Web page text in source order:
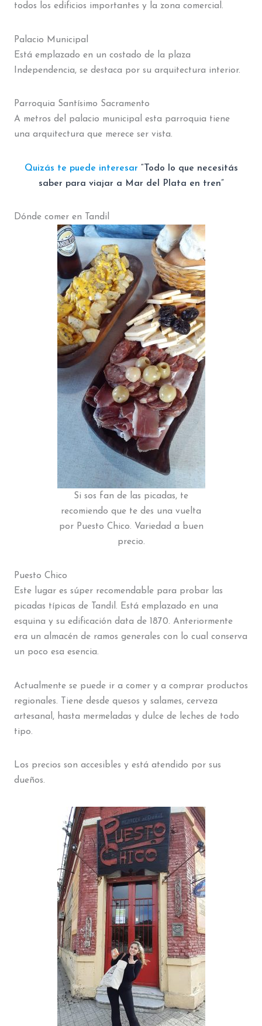
todos los edificios importantes y la zona comercial.
Palacio Municipal
Está emplazado en un costado de la plaza
Independencia, se destaca por su arquitectura interior.
Parroquia Santísimo Sacramento
A metros del palacio municipal esta parroquia tiene
una arquitectura que merece ser vista.
Quizás te puede interesar “Todo lo que necesitás
saber para viajar a Mar del Plata en tren”
Dónde comer en Tandil
Si sos fan de las picadas, te
recomiendo que te des una vuelta
por Puesto Chico. Variedad a buen
precio.
Puesto Chico
Este lugar es súper recomendable para probar las
picadas típicas de Tandil. Está emplazado en una
esquina y su edificación data de 1870. Anteriormente
era un almacén de ramos generales con lo cual conserva
un poco esa esencia.
Actualmente se puede ir a comer y a comprar productos
regionales. Tiene desde quesos y salames, cerveza
artesanal, hasta mermeladas y dulce de leches de todo
tipo.
Los precios son accesibles y está atendido por sus
dueños.